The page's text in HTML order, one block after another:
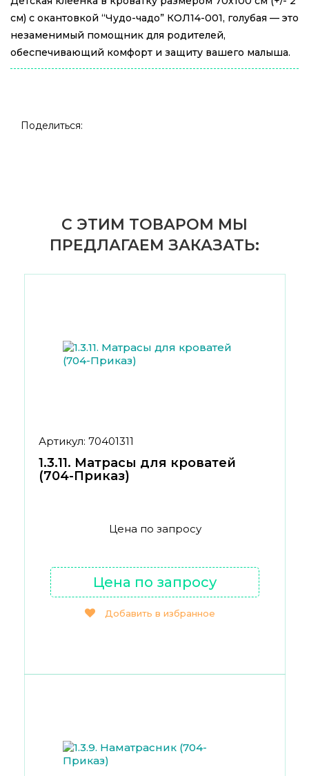
см) с окантовкой “Чудо-чадо” КОЛ14-001, голубая — это
незаменимый помощник для родителей,
обеспечивающий комфорт и защиту вашего малыша.
Поделиться:
С ЭТИМ ТОВАРОМ МЫ
ПРЕДЛАГАЕМ ЗАКАЗАТЬ:
Артикул: 70401311
1.3.11. Матрасы для кроватей
(704-Приказ)
Цена по запросу
Цена по запросу
Добавить в избранное